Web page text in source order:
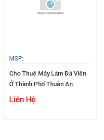
MSP:
Cho Thuê Máy Làm Đá Viên
Ở Thành Phố Thuận An
Liên Hệ